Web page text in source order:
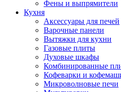
Фены и выпрямители
Кухня
Аксессуары для печей
Варочные панели
Вытяжки для кухни
Газовые плиты
Духовые шкафы
Комбинированные
Кофеварки и
Микроволновые печи